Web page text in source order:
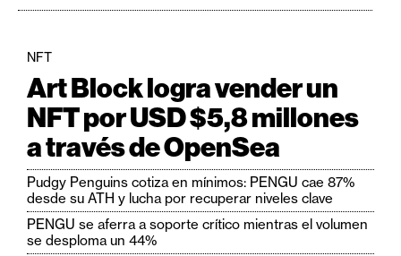
NFT
Art Block logra vender un
NFT por USD $5,8 millones
a través de OpenSea
Pudgy Penguins cotiza en mínimos: PENGU cae 87%
desde su ATH y lucha por recuperar niveles clave
PENGU se aferra a soporte crítico mientras el volumen
se desploma un 44%